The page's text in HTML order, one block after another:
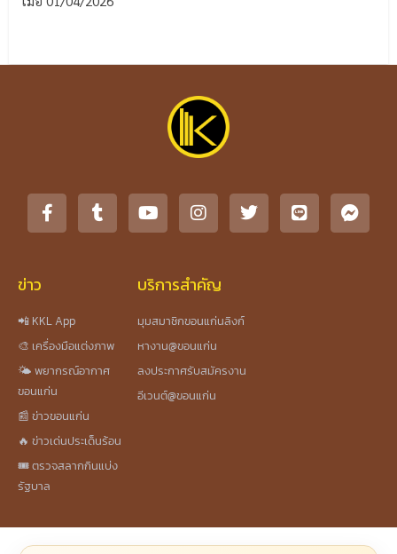
ข่าว
📲 KKL App
🎨 เครื่องมือแต่งภาพ
🌤️ พยากรณ์อากาศ
ขอนแก่น
📰 ข่าวขอนแก่น
🔥 ข่าวเด่นประเด็นร้อน
🎟️ ตรวจสลากกินแบ่ง
รัฐบาล
บริการสำคัญ
มุมสมาชิกขอนแก่นลิงก์
หางาน@ขอนแก่น
ลงประกาศรับสมัครงาน
อีเวนต์@ขอนแก่น